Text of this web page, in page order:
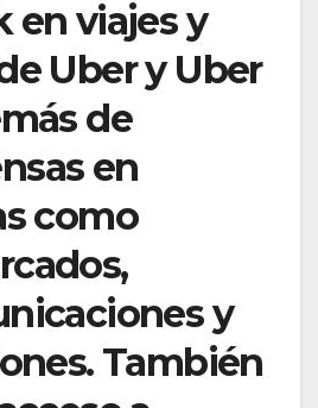
en viajes y
Uber y Uber
de
en
como
y
También